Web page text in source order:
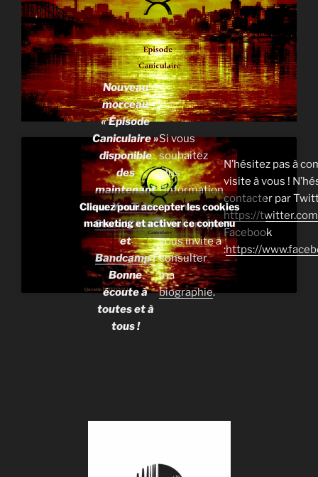
Nouveau
morceau
« Épisode
Caniculaire »
disponible
des
maintenant
sur YouTube,
SoundCloud
et
Bandcamp!
Bonne
écoute à
toutes et à
tous !
Si vous
souhaitez
plus
l’information
sur mes
créations, je
vous invite à
consulter
ma
biographie.
N’hésitez pas à
visite à vous !
contacter par
https://
Facebook
:https://
Cliquez pour accepter les cookies
marketing et activer ce contenu